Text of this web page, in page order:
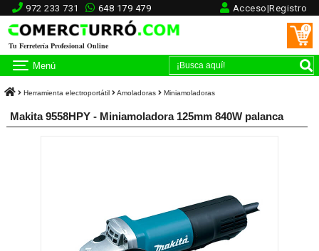
972 233 731 648 179 479 Acceso|Registro
Tu Ferretería Profesional Online
0
Menú
Herramienta electroportátil Amoladoras Miniamoladoras
Makita 9558HPY - Miniamoladora 125mm 840W palanca